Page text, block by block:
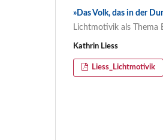
»Das Volk, das in der
Lichtmotivik als Thema
Kathrin Liess
Liess_Lichtmotivik